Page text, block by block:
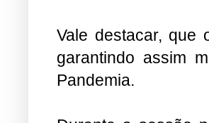
Vale destacar, que
garantindo assim
Pandemia.